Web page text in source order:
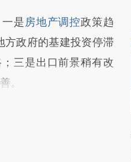
是房地产调控政策趋
方政府的基建投资停滞
三是出口前景稍有改
。